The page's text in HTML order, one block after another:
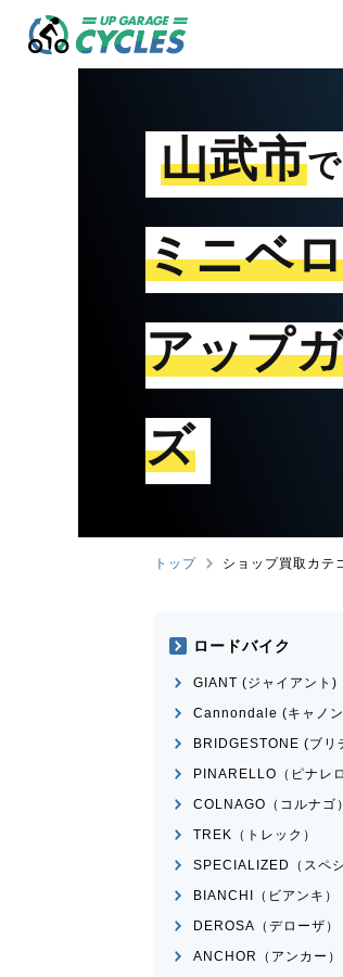
山武市
ミニベ
アップ
ズ
トップ ショップ買取カテ
ミニベロ
DAHONMAKO
ル
買取価格
¥
ロードバイク
GIANT (ジャイアント)
Cannondale (キャノ
BRIDGESTONE (ブリ
PINARELLO（ピナレロ
COLNAGO（コルナゴ）
TREK（トレック）
SPECIALIZED（スペ
BIANCHI（ビアンキ）
DEROSA（デローザ）
ANCHOR（アンカー）